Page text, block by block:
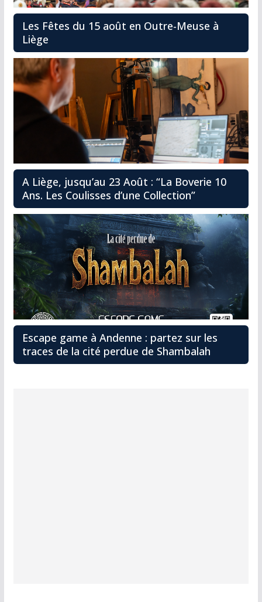
Les Fêtes du 15 août en Outre-Meuse à
Liège
A Liège, jusqu’au 23 Août : “La Boverie 10
Ans. Les Coulisses d’une Collection”
Escape game à Andenne : partez sur les
traces de la cité perdue de Shambalah